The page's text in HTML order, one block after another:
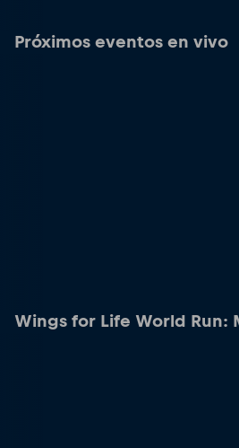
Próximos eventos en vivo
Wings for Life World Run: